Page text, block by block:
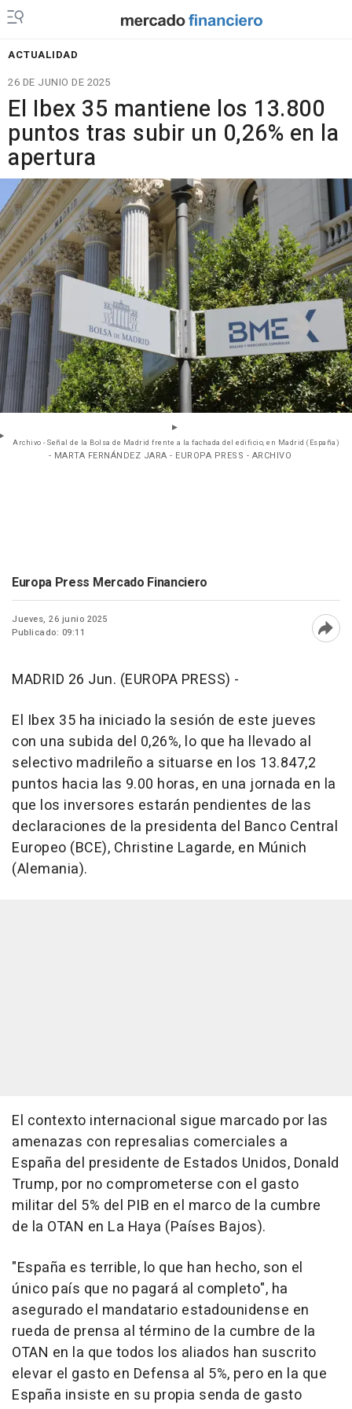
ACTUALIDAD
26 DE JUNIO DE 2025
El Ibex 35 mantiene los 13.800
puntos tras subir un 0,26% en la
apertura
Archivo - Señal de la Bolsa de Madrid frente a la fachada del edificio, en Madrid (España)
- MARTA FERNÁNDEZ JARA - EUROPA PRESS - ARCHIVO
Europa Press Mercado Financiero
Jueves, 26 junio 2025
Publicado: 09:11
MADRID 26 Jun. (EUROPA PRESS) -
El Ibex 35 ha iniciado la sesión de este jueves
con una subida del 0,26%, lo que ha llevado al
selectivo madrileño a situarse en los 13.847,2
puntos hacia las 9.00 horas, en una jornada en la
que los inversores estarán pendientes de las
declaraciones de la presidenta del Banco Central
Europeo (BCE), Christine Lagarde, en Múnich
(Alemania).
El contexto internacional sigue marcado por las
amenazas con represalias comerciales a
España del presidente de Estados Unidos, Donald
Trump, por no comprometerse con el gasto
militar del 5% del PIB en el marco de la cumbre
de la OTAN en La Haya (Países Bajos).
"España es terrible, lo que han hecho, son el
único país que no pagará al completo", ha
asegurado el mandatario estadounidense en
rueda de prensa al término de la cumbre de la
OTAN en la que todos los aliados han suscrito
elevar el gasto en Defensa al 5%, pero en la que
España insiste en su propia senda de gasto